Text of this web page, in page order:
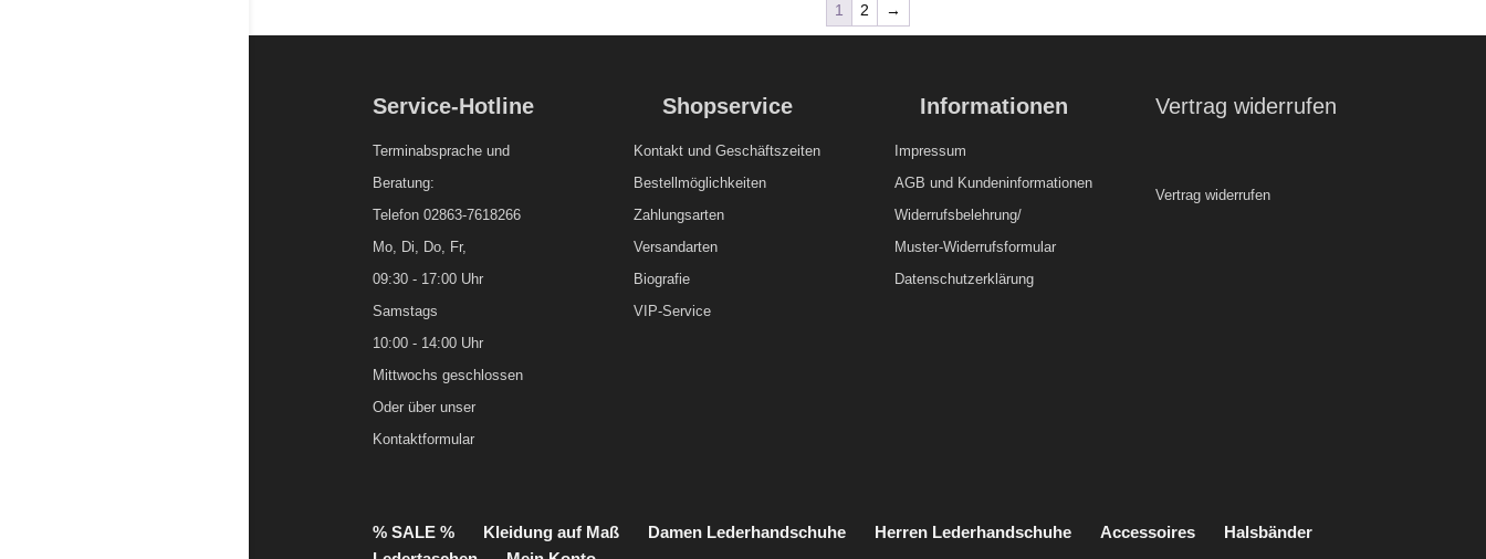
1 2 →
Service-Hotline
Terminabsprache und
Beratung:
Telefon 02863-7618266
Mo, Di, Do, Fr,
09:30 - 17:00 Uhr
Samstags
10:00 - 14:00 Uhr
Mittwochs geschlossen
Oder über unser
Kontaktformular
Shopservice
Kontakt und Geschäftszeiten
Bestellmöglichkeiten
Zahlungsarten
Versandarten
Biografie
VIP-Service
Informationen
Impressum
AGB und Kundeninformationen
Widerrufsbelehrung/
Muster-Widerrufsformular
Datenschutzerklärung
Vertrag widerrufen
Vertrag widerrufen
% SALE % Kleidung auf Maß Damen Lederhandschuhe Herren Lederhandschuhe Accessoires
Halsbänder